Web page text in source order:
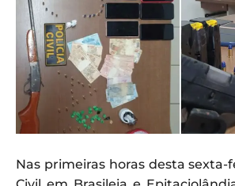
Nas primeiras horas desta sexta-